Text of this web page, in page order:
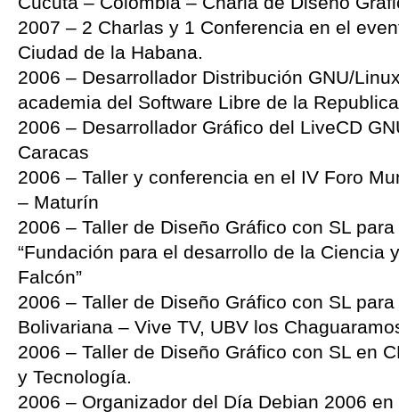
2007 – 2 Charlas y 1 Conferencia en el
Ciudad de la Habana.
2006 – Desarrollador Distribución GNU/
academia del Software Libre de la
2006 – Desarrollador Gráfico del LiveCD
Caracas
2006 – Taller y conferencia en el IV Foro
– Maturín
2006 – Taller de Diseño Gráfico con SL
“Fundación para el desarrollo de la Ciencia
Falcón”
2006 – Taller de Diseño Gráfico con SL
Bolivariana – Vive TV, UBV los
2006 – Taller de Diseño Gráfico con SL en
y Tecnología.
2006 – Organizador del Día Debian 2006